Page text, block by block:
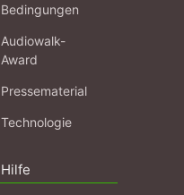
Bedingungen
Audiowalk-
Award
Pressematerial
Technologie
Hilfe